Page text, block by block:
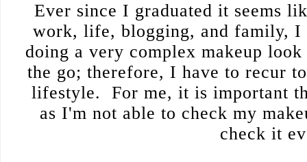
Ever since I graduated it seems
work, life, blogging, and family, I
doing a very complex makeup
the go; therefore, I have to recur
lifestyle. For me, it is important
as I'm not able to check my
check it